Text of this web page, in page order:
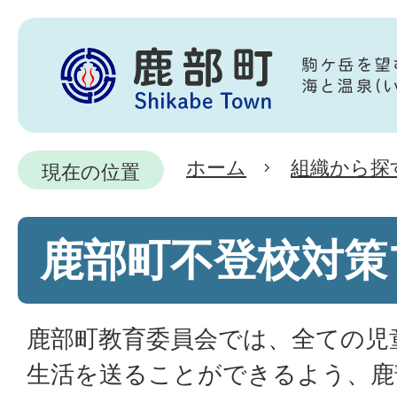
現在の位置 ホーム 組織から探
鹿部町不登校対
鹿部町教育委員会では、全ての
生活を送ることができるよう、